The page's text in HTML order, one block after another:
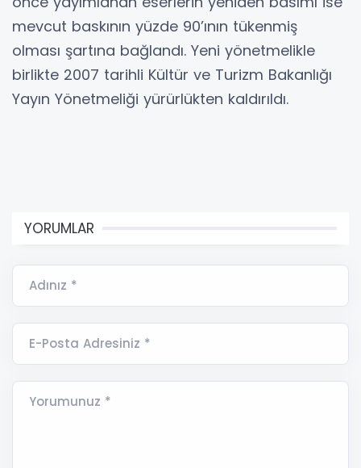
mevcut baskının yüzde 90’ının tükenmiş
olması şartına bağlandı. Yeni yönetmelikle
birlikte 2007 tarihli Kültür ve Turizm Bakanlığı
Yayın Yönetmeliği yürürlükten kaldırıldı.
YORUMLAR
Adınız *
E-Posta Adresiniz *
Yorumunuz *